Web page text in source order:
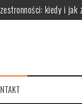
odcień i proporcje, by
dla
aranżację unikając